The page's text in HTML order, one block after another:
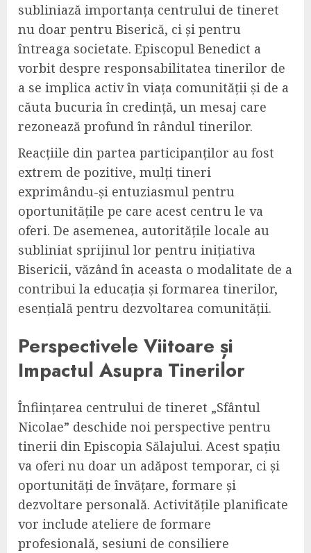
subliniază importanța centrului de tineret
nu doar pentru Biserică, ci și pentru
întreaga societate. Episcopul Benedict a
vorbit despre responsabilitatea tinerilor de
a se implica activ în viața comunității și de a
căuta bucuria în credință, un mesaj care
rezonează profund în rândul tinerilor.
Reacțiile din partea participanților au fost
extrem de pozitive, mulți tineri
exprimându-și entuziasmul pentru
oportunitățile pe care acest centru le va
oferi. De asemenea, autoritățile locale au
subliniat sprijinul lor pentru inițiativa
Bisericii, văzând în aceasta o modalitate de a
contribui la educația și formarea tinerilor,
esențială pentru dezvoltarea comunității.
Perspectivele Viitoare și
Impactul Asupra Tinerilor
Înființarea centrului de tineret „Sfântul
Nicolae” deschide noi perspective pentru
tinerii din Episcopia Sălajului. Acest spațiu
va oferi nu doar un adăpost temporar, ci și
oportunități de învățare, formare și
dezvoltare personală. Activitățile planificate
vor include ateliere de formare
profesională, sesiuni de consiliere